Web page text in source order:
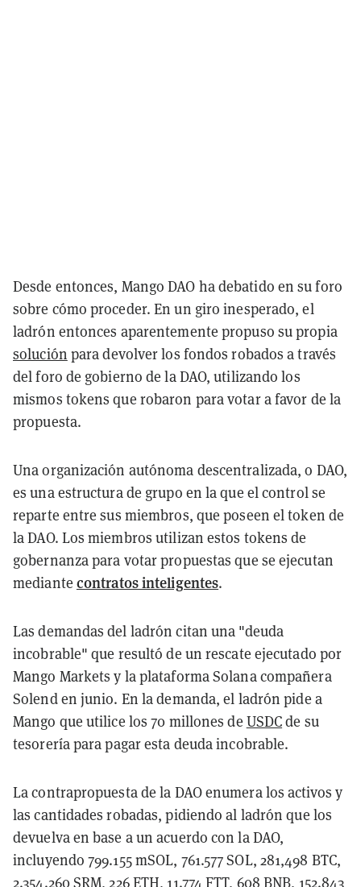
Desde entonces, Mango DAO ha debatido en su foro
sobre cómo proceder. En un giro inesperado, el
ladrón entonces aparentemente propuso su propia
solución para devolver los fondos robados a través
del foro de gobierno de la DAO, utilizando los
mismos tokens que robaron para votar a favor de la
propuesta.
Una organización autónoma descentralizada, o DAO,
es una estructura de grupo en la que el control se
reparte entre sus miembros, que poseen el token de
la DAO. Los miembros utilizan estos tokens de
gobernanza para votar propuestas que se ejecutan
mediante contratos inteligentes.
Las demandas del ladrón citan una "deuda
incobrable" que resultó de un rescate ejecutado por
Mango Markets y la plataforma Solana compañera
Solend en junio. En la demanda, el ladrón pide a
Mango que utilice los 70 millones de USDCde su
tesorería para pagar esta deuda incobrable.
La contrapropuesta de la DAO enumera los activos y
las cantidades robadas, pidiendo al ladrón que los
devuelva en base a un acuerdo con la DAO,
incluyendo 799.155 mSOL, 761.577 SOL, 281,498 BTC,
2.354.260 SRM, 226 ETH, 11.774 FTT, 608 BNB, 152.843